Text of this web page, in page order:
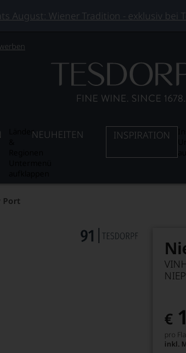
August: Wiener Tradition - exklusiv bei
LänderNEUHEITEN INSPIRATION
Port
€
pro
inkl.